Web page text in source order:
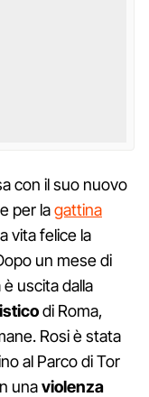
con il suo nuovo
per lagattina
vita felice la
un mese di
uscita dalla
di Roma,
Rosi è stata
al Parco di Tor
unaviolenza